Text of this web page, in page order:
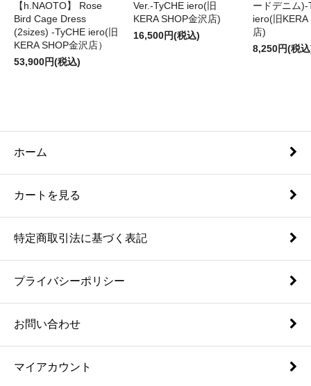
【h.NAOTO】 Rose
Bird Cage Dress
(2sizes) -TyCHE iero(旧
KERA SHOP金沢店）
53,900円(税込)
Ver.-TyCHE iero(旧
KERA SHOP金沢店)
16,500円(税込)
ードデニム)-
iero(旧KERA
店)
8,250円(税
ホーム
カートを見る
特定商取引法に基づく表記
プライバシーポリシー
お問い合わせ
マイアカウント